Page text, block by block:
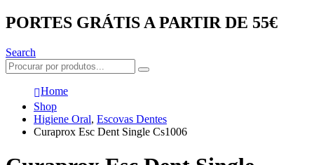
PORTES GRÁTIS A PARTIR DE 55€
Search
Home
Shop
Higiene Oral, Escovas Dentes
Curaprox Esc Dent Single Cs1006